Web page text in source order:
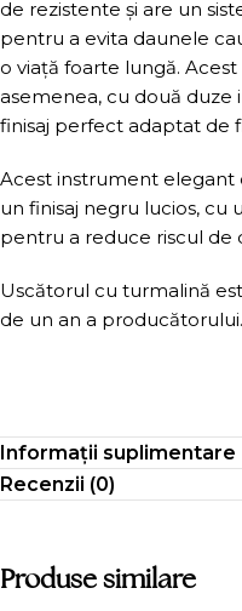
de rezistente și are un
pentru a evita daunele
o viață foarte lungă.
asemenea, cu două
finisaj perfect adaptat de
Acest instrument elegant
un finisaj negru lucios,
pentru a reduce riscul de
Uscătorul cu turmalină
de un an a producătorului.
Informații suplimentare
Recenzii (0)
Produse similare